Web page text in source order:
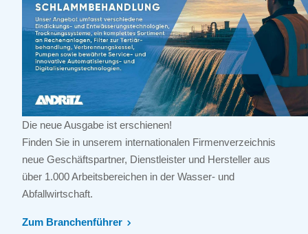
Die neue Ausgabe ist erschienen!
Finden Sie in unserem internationalen Firmenverzeichnis
neue Geschäftspartner, Dienstleister und Hersteller aus
über 1.000 Arbeitsbereichen in der Wasser- und
Abfallwirtschaft.
Zum Branchenführer